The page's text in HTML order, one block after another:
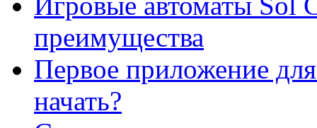
преимущества
Первое приложение
начать?